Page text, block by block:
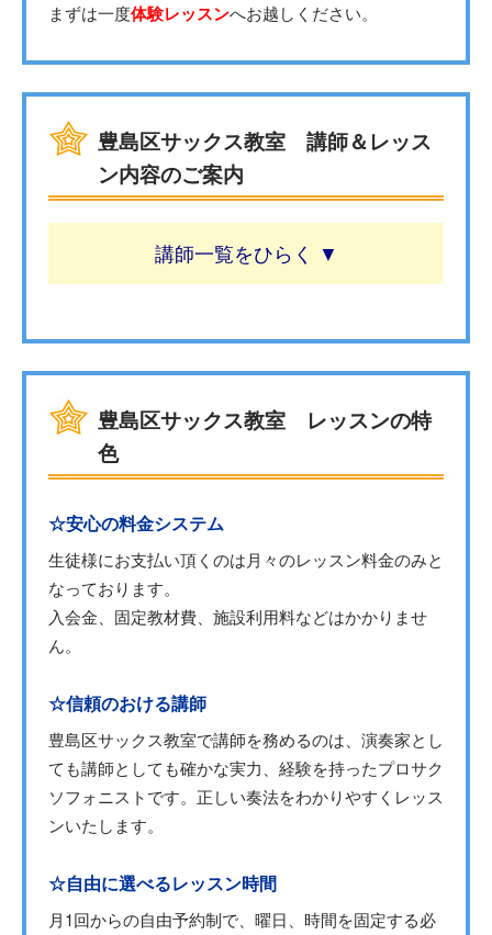
まずは一度体験レッスンへお越しください。
豊島区サックス教室 講師＆レッス
ン内容のご案内
講師一覧
豊島区サックス教室 レッスンの特
色
☆安心の料金システム
生徒様にお支払い頂くのは月々のレッスン料金のみと
なっております。
入会金、固定教材費、施設利用料などはかかりませ
ん。
☆信頼のおける講師
豊島区サックス教室で講師を務めるのは、演奏家とし
ても講師としても確かな実力、経験を持ったプロサク
ソフォニストです。正しい奏法をわかりやすくレッス
ンいたします。
☆自由に選べるレッスン時間
月1回からの自由予約制で、曜日、時間を固定する必